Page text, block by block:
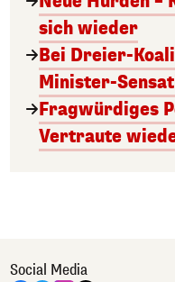
sich wieder
Bei Dreier-
Minister-
Fragwürdiges
Vertraute
Social Media